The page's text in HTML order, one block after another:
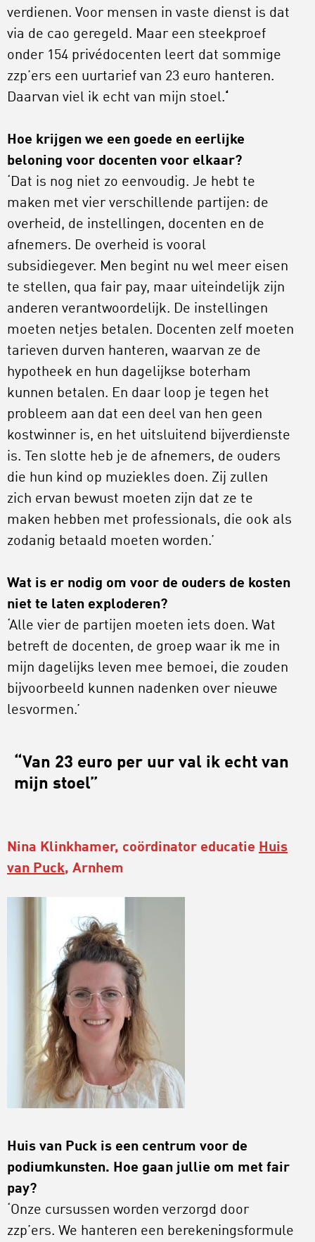
verdienen. Voor mensen in vaste dienst is dat
via de cao geregeld. Maar een steekproef
onder 154 privédocenten leert dat sommige
zzp’ers een uurtarief van 23 euro hanteren.
Daarvan viel ik echt van mijn stoel.
Hoe krijgen we een goede en eerlijke
beloning voor docenten voor elkaar?
‘Dat is nog niet zo eenvoudig. Je hebt te
maken met vier verschillende partijen: de
overheid, de instellingen, docenten en de
afnemers. De overheid is vooral
subsidiegever. Men begint nu wel meer eisen
te stellen, qua fair pay, maar uiteindelijk zijn
anderen verantwoordelijk. De instellingen
moeten netjes betalen. Docenten zelf moeten
tarieven durven hanteren, waarvan ze de
hypotheek en hun dagelijkse boterham
kunnen betalen. En daar loop je tegen het
probleem aan dat een deel van hen geen
kostwinner is, en het uitsluitend bijverdienste
is. Ten slotte heb je de afnemers, de ouders
die hun kind op muziekles doen. Zij zullen
zich ervan bewust moeten zijn dat ze te
maken hebben met professionals, die ook als
zodanig betaald moeten worden.’
Wat is er nodig om voor de ouders de kosten
niet te laten exploderen?
‘Alle vier de partijen moeten iets doen. Wat
betreft de docenten, de groep waar ik me in
mijn dagelijks leven mee bemoei, die zouden
bijvoorbeeld kunnen nadenken over nieuwe
lesvormen.’
“Van 23 euro per uur val ik echt van
mijn stoel”
Nina Klinkhamer, coördinator educatie Huis
van Puck, Arnhem
Huis van Puck is een centrum voor de
podiumkunsten. Hoe gaan jullie om met fair
pay?
‘Onze cursussen worden verzorgd door
zzp’ers. We hanteren een berekeningsformule